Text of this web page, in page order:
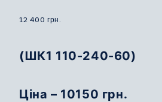
12 400 грн.
(ШК1 110-240-60)
Ціна – 10150 грн.